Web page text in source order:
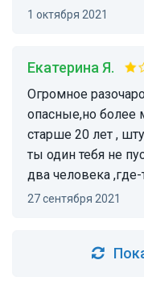
1 октября 2021
Екатерина Я.
Огромное разочарование,из 64 горок,4 очень
опасные,но более
старше 20 лет ,
ты один тебя не
два человека ,где-
27 сентября 2021